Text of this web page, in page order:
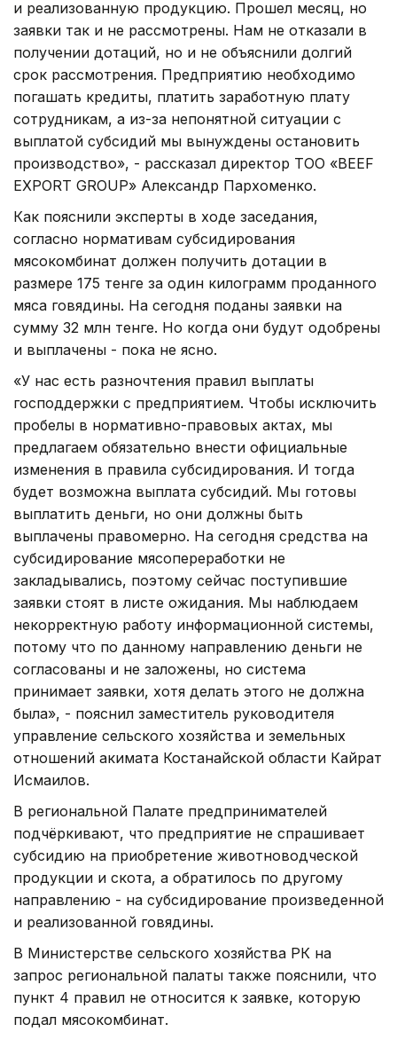
и реализованную продукцию. Прошел месяц, но
заявки так и не рассмотрены. Нам не отказали в
получении дотаций, но и не объяснили долгий
срок рассмотрения. Предприятию необходимо
погашать кредиты, платить заработную плату
сотрудникам, а из-за непонятной ситуации с
выплатой субсидий мы вынуждены остановить
производство», - рассказал директор ТОО «BEEF
EXPORT GROUP» Александр Пархоменко.
Как пояснили эксперты в ходе заседания,
согласно нормативам субсидирования
мясокомбинат должен получить дотации в
размере 175 тенге за один килограмм проданного
мяса говядины. На сегодня поданы заявки на
сумму 32 млн тенге. Но когда они будут одобрены
и выплачены - пока не ясно.
«У нас есть разночтения правил выплаты
господдержки с предприятием. Чтобы исключить
пробелы в нормативно-правовых актах, мы
предлагаем обязательно внести официальные
изменения в правила субсидирования. И тогда
будет возможна выплата субсидий. Мы готовы
выплатить деньги, но они должны быть
выплачены правомерно. На сегодня средства на
субсидирование мясопереработки не
закладывались, поэтому сейчас поступившие
заявки стоят в листе ожидания. Мы наблюдаем
некорректную работу информационной системы,
потому что по данному направлению деньги не
согласованы и не заложены, но система
принимает заявки, хотя делать этого не должна
была», - пояснил заместитель руководителя
управление сельского хозяйства и земельных
отношений акимата Костанайской области Кайрат
Исмаилов.
В региональной Палате предпринимателей
подчёркивают, что предприятие не спрашивает
субсидию на приобретение животноводческой
продукции и скота, а обратилось по другому
направлению - на субсидирование произведенной
и реализованной говядины.
В Министерстве сельского хозяйства РК на
запрос региональной палаты также пояснили, что
пункт 4 правил не относится к заявке, которую
подал мясокомбинат.